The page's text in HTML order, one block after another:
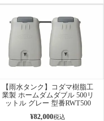
【雨水タンク】コダマ樹脂工
業製 ホームダムダブル 500リ
ットル グレー 型番RWT500
¥82,000税込